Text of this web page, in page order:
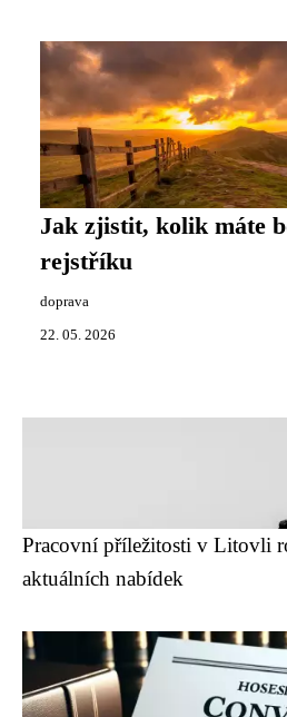
Jak zjistit, kolik máte
rejstříku
doprava
22. 05. 2026
Pracovní příležitosti v Litovli
aktuálních nabídek